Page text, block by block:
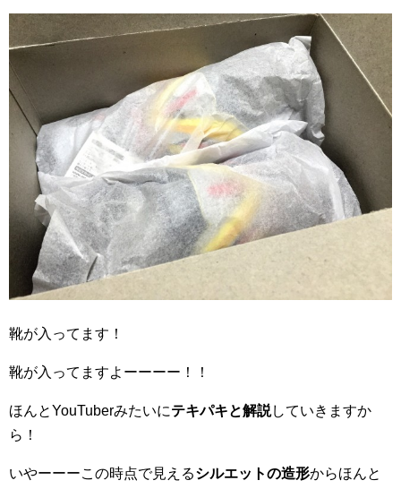
靴が入ってます！
靴が入ってますよーーーー！！
ほんとYouTuberみたいにテキパキと解説していきますか
ら！
いやーーーこの時点で見えるシルエットの造形からほんと